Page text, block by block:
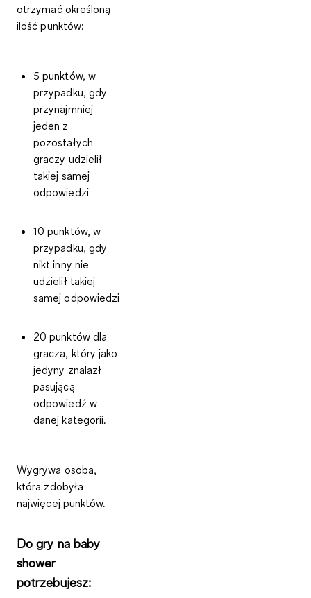
otrzymać określoną
ilość punktów:
5 punktów, w
przypadku, gdy
przynajmniej
jeden z
pozostałych
graczy udzielił
takiej samej
odpowiedzi
10 punktów, w
przypadku, gdy
nikt inny nie
udzielił takiej
samej odpowiedzi
20 punktów dla
gracza, który jako
jedyny znalazł
pasującą
odpowiedź w
danej kategorii.
Wygrywa osoba,
która zdobyła
najwięcej punktów.
Do gry na baby
shower
potrzebujesz: